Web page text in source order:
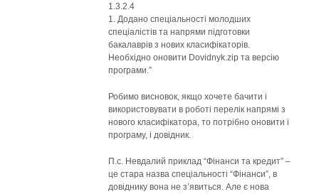
1.3.2.4
1. Додано спеціальності молодших
спеціалістів та напрями підготовки
бакалаврів з нових класифікаторів.
Необхідно оновити Dovidnyk.zip та версію
програми.”
Робимо висновок, якщо хочете бачити і
використовувати в роботі перелік напрямі з
нового класифікатора, то потрібно оновити і
програму, і довідник.
П.с. Невдалий приклад “Фінанси та кредит” –
це стара назва спеціальності “Фінанси”, в
довіднику вона не з’явиться. Але є нова